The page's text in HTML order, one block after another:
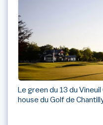
Le green du 13 du
house du Golf de